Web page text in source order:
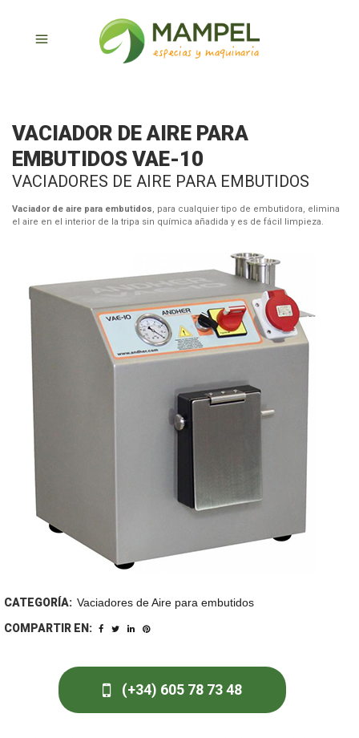
VACIADOR DE AIRE PARA
EMBUTIDOS VAE-10
VACIADORES DE AIRE PARA EMBUTIDOS
Vaciador de aire para embutidos, para cualquier tipo de embutidora, elimina
el aire en el interior de la tripa sin química añadida y es de fácil limpieza.
CATEGORÍA: Vaciadores de Aire para embutidos
COMPARTIR EN:
(+34) 605 78 73 48